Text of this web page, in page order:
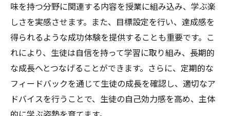
味を持つ分野に関連する内容を授業に組み込み、学ぶ楽
しさを実感させます。また、目標設定を行い、達成感を
得られるような成功体験を提供することも重要です。こ
れにより、生徒は自信を持って学習に取り組み、長期的
な成長へとつなげることができます。さらに、定期的な
フィードバックを通じて生徒の成長を確認し、適切なア
ドバイスを行うことで、生徒の自己効力感を高め、主体